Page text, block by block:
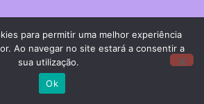
para permitir uma melhor experiência
Ao navegar no site estará a consentir a
sua utilização.
Ok